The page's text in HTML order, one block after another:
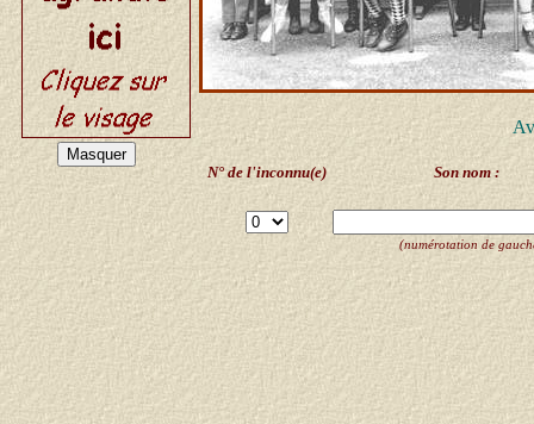
N° de l'inconnu(e) Son nom :
(numérotation de